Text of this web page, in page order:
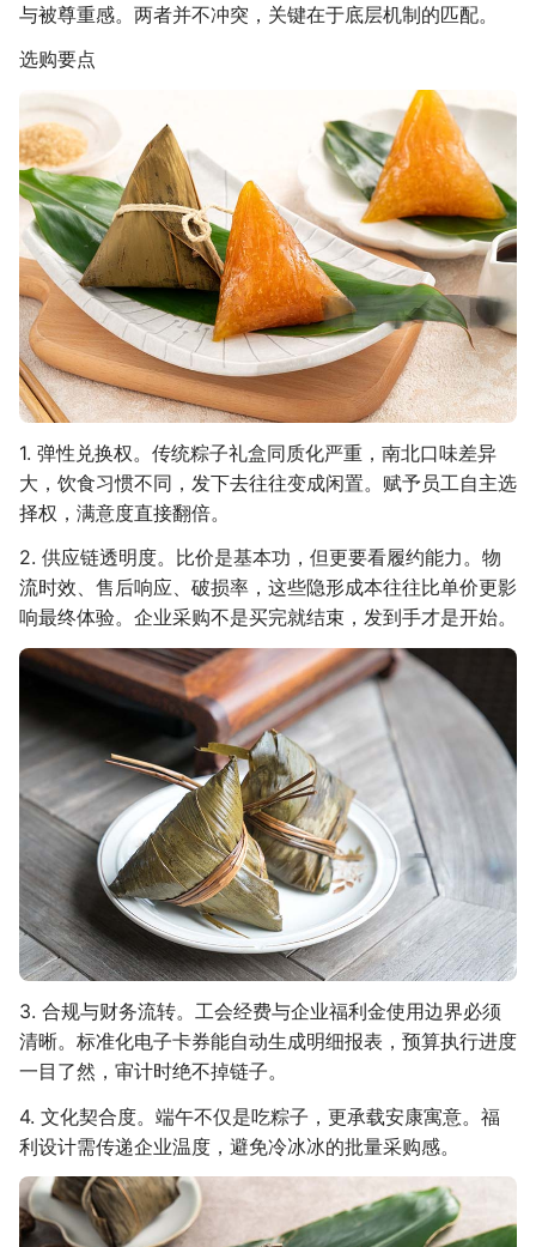
与被尊重感。两者并不冲突，关键在于底层机制的匹配。
选购要点
1. 弹性兑换权。传统粽子礼盒同质化严重，南北口味差异
大，饮食习惯不同，发下去往往变成闲置。赋予员工自主选
择权，满意度直接翻倍。
2. 供应链透明度。比价是基本功，但更要看履约能力。物
流时效、售后响应、破损率，这些隐形成本往往比单价更影
响最终体验。企业采购不是买完就结束，发到手才是开始。
3. 合规与财务流转。工会经费与企业福利金使用边界必须
清晰。标准化电子卡券能自动生成明细报表，预算执行进度
一目了然，审计时绝不掉链子。
4. 文化契合度。端午不仅是吃粽子，更承载安康寓意。福
利设计需传递企业温度，避免冷冰冰的批量采购感。